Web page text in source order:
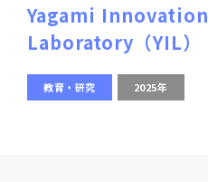
Yagami Innovation
Laboratory（YIL）
教育・研究 2025年